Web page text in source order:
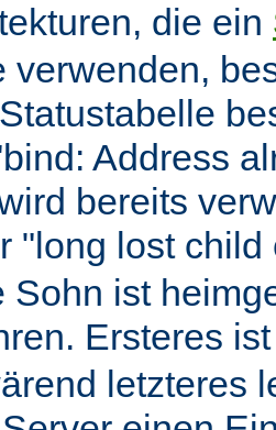
die ein
verwenden,
Address
bereits
"long lost
Sohn ist
Ersteres
letzteres